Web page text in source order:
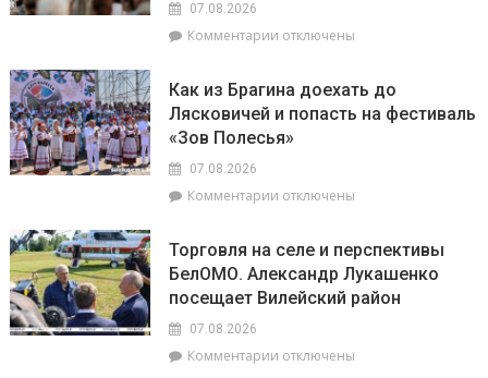
торговли
сельской
местности
уборочной
районе
лидируют
07.08.2026
Комментарии к
Полесья»
приглашает
в
уголок
агрогородок
Лясковичи
отключены
Как из Брагина доехать до
Лясковичей и попасть на фестиваль
«Зов Полесья»
07.08.2026
Комментарии к
из
Брагина
доехать
и
отключены
Торговля на селе и перспективы
БелОМО. Александр Лукашенко
посещает Вилейский район
07.08.2026
Комментарии котключены